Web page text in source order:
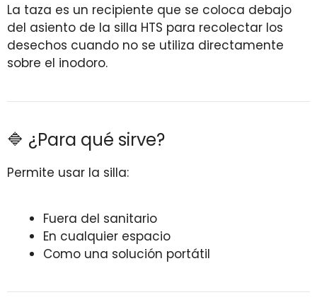
La taza es un recipiente que se coloca debajo
del asiento de la silla HTS para recolectar los
desechos cuando no se utiliza directamente
sobre el inodoro.
🔷 ¿Para qué sirve?
Permite usar la silla:
Fuera del sanitario
En cualquier espacio
Como una solución portátil